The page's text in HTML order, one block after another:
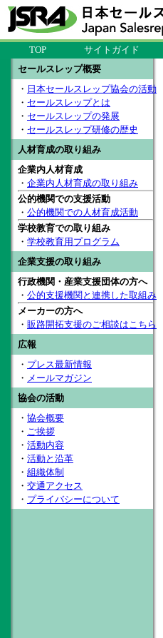
TOP サイトガイド
セールスレップ概要
・ 日本セールスレップ協会の活動
・ セールスレップとは
・ セールスレップの発展
・ セールスレップ研修の歴史
人材育成の取り組み
企業内人材育成
・ 企業内人材育成の取り組み
公的機関での支援活動
・ 公的機関での人材育成活動
学校教育での取り組み
・ 学校教育用プログラム
企業支援の取り組み
行政機関・産業支援団体の方へ
・ 公的支援機関と連携した取組み
メーカーの方へ
・ 販路開拓支援のご相談はこちら
広報
・ プレス最新情報
・ メールマガジン
協会の活動
・ 協会概要
・ ご挨拶
・ 活動内容
・ 活動と沿革
・ 組織体制
・ 交通アクセス
・ プライバシーについて